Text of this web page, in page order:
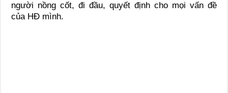
người nồng cốt, đi đầu, quyết định cho mọi vấn đề
của HĐ mình.